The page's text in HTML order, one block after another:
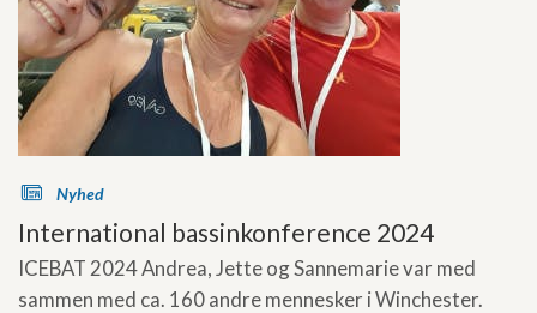
s Nyhed
International bassinkonference 2024
ICEBAT 2024 Andrea, Jette og Sannemarie var med
sammen med ca. 160 andre mennesker i Winchester.